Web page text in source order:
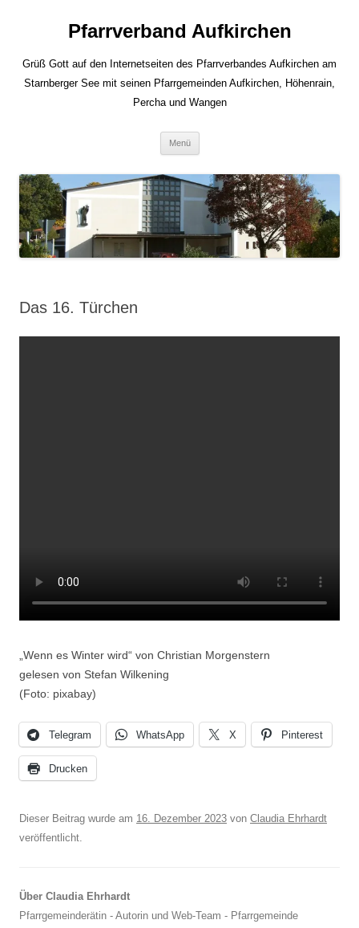
Pfarrverband Aufkirchen
Grüß Gott auf den Internetseiten des Pfarrverbandes Aufkirchen am
Starnberger See mit seinen Pfarrgemeinden Aufkirchen, Höhenrain,
Percha und Wangen
Menü
Das 16. Türchen
„Wenn es Winter wird“ von Christian Morgenstern
gelesen von Stefan Wilkening
(Foto: pixabay)
Telegram WhatsApp X Pinterest
Drucken
Dieser Beitrag wurde am 16. Dezember 2023 von Claudia Ehrhardt
veröffentlicht.
Über Claudia Ehrhardt
Pfarrgemeinderätin - Autorin und Web-Team - Pfarrgemeinde